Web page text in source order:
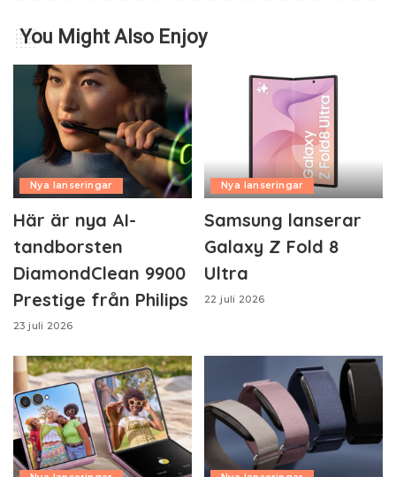
You Might Also Enjoy
Nya lanseringar
Här är nya AI-
tandborsten
DiamondClean 9900
Prestige från Philips
23 juli 2026
Nya lanseringar
Samsung lanserar
Galaxy Z Fold 8
Ultra
22 juli 2026